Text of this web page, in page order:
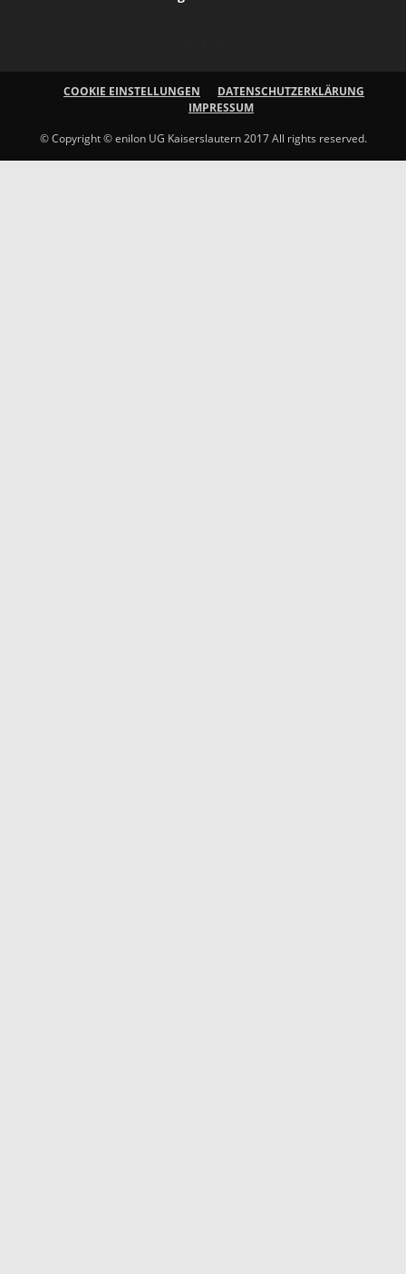
COOKIE EINSTELLUNGEN
DATENSCHUTZERKLÄRUNG
IMPRESSUM
© Copyright © enilon UG Kaiserslautern 2017 All rights reserved.